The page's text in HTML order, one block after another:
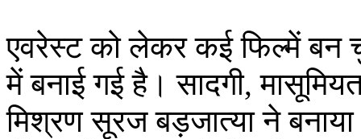
एवरेस्ट को लेकर कई फिल्में बन
में बनाई गई है। सादगी,
मिश्रण सूरज बड़जात्या ने